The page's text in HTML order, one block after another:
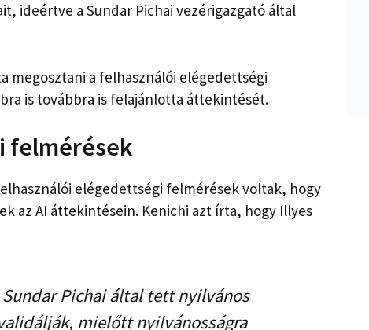
ideértve a Sundar Pichai vezérigazgató által
megosztani a felhasználói elégedettségi
is továbbra is felajánlotta áttekintését.
felmérések
elégedettségi felmérések voltak, hogy
az AI áttekintésein. Kenichi azt írta, hogy Illyes
Pichai által tett nyilvános
mielőtt nyilvánosságra